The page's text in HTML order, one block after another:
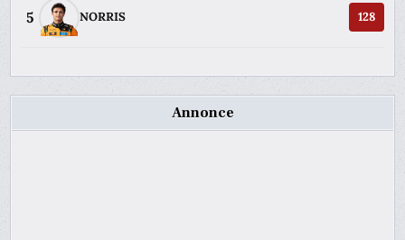
5 NORRIS 128
Annonce